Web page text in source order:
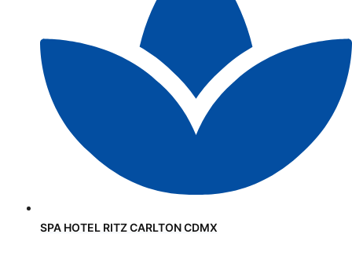
SPA HOTEL RITZ CARLTON CDMX